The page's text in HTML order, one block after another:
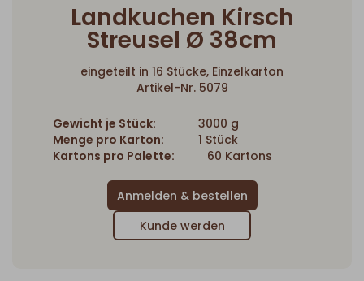
Landkuchen Kirsch
Streusel Ø 38cm
eingeteilt in 16 Stücke, Einzelkarton
Artikel-Nr. 5079
Gewicht je Stück:
3000 g
Menge pro Karton:
1 Stück
Kartons pro Palette:
60 Kartons
Kunde werden